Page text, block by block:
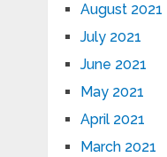
August 2021
July 2021
June 2021
May 2021
April 2021
March 2021